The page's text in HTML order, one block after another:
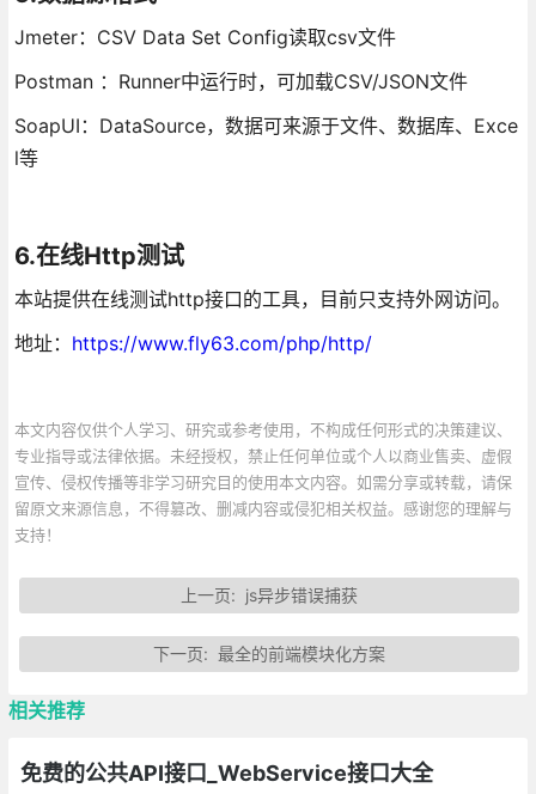
Jmeter：CSV Data Set Config读取csv文件
Postman ：Runner中运行时，可加载CSV/JSON文件
SoapUI：DataSource，数据可来源于文件、数据库、Exce
l等
6.在线Http测试
本站提供在线测试http接口的工具，目前只支持外网访问。
地址： https://www.fly63.com/php/http/
本文内容仅供个人学习、研究或参考使用，不构成任何形式的决策建议、
专业指导或法律依据。未经授权，禁止任何单位或个人以商业售卖、虚假
宣传、侵权传播等非学习研究目的使用本文内容。如需分享或转载，请保
留原文来源信息，不得篡改、删减内容或侵犯相关权益。感谢您的理解与
支持！
上一页: js异步错误捕获
下一页: 最全的前端模块化方案
相关推荐
免费的公共API接口_WebService接口大全